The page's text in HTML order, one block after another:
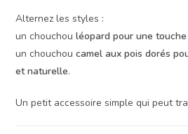
Alternez les styles :
un chouchouléopard pour une
un chouchoucamel aux pois dorés
et naturelle.
Un petit accessoire simple qui peut